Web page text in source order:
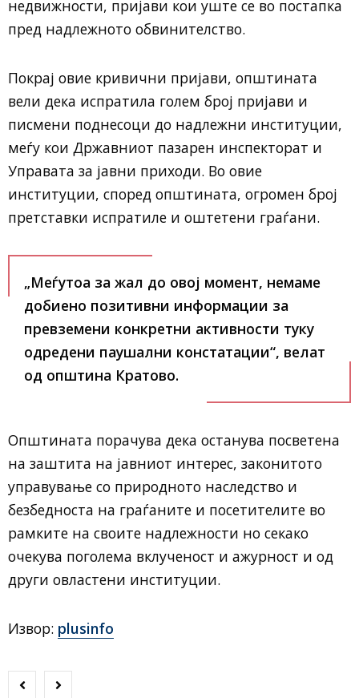
недвижности, пријави кои уште се во постапка
пред надлежното обвинителство.
Покрај овие кривични пријави, општината
вели дека испратила голем број пријави и
писмени поднесоци до надлежни институции,
меѓу кои Државниот пазарен инспекторат и
Управата за јавни приходи. Во овие
институции, според општината, огромен број
претставки испратиле и оштетени граѓани.
„Меѓутоа за жал до овој момент, немаме
добиено позитивни информации за
превземени конкретни активности туку
одредени паушални констатации“, велат
од општина Кратово.
Општината порачува дека останува посветена
на заштита на јавниот интерес, законитото
управување со природното наследство и
безбедноста на граѓаните и посетителите во
рамките на своите надлежности но секако
очекува поголема вклученост и ажурност и од
други овластени институции.
Извор: plusinfo